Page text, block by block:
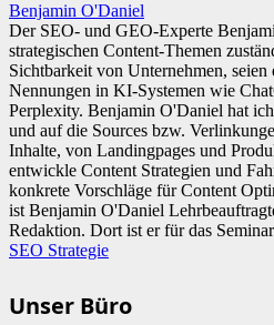
Benjamin O'Daniel
Der SEO- und GEO-Experte
strategischen Content-Themen
Sichtbarkeit von Unternehmen,
Nennungen in KI-Systemen wie
Perplexity. Benjamin O'Daniel hat
und auf die Sources bzw.
Inhalte, von Landingpages und
entwickle Content Strategien und
konkrete Vorschläge für Content
ist Benjamin O'Daniel
Redaktion. Dort ist er für das
SEO Strategie
Unser Büro